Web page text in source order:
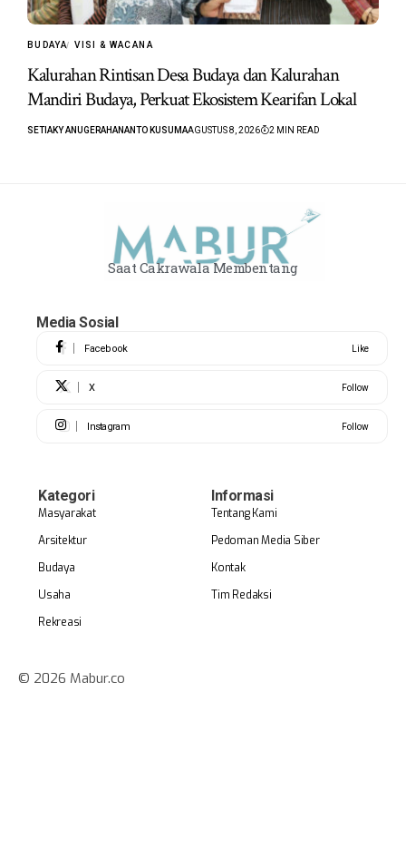
BUDAYA VISI & WACANA
Kalurahan Rintisan Desa Budaya dan Kalurahan
Mandiri Budaya, Perkuat Ekosistem Kearifan Lokal
SETIAKY ANUGERAHANANTO KUSUMAAGUSTUS 8, 2026 2 MIN READ
Saat Cakrawala Membentang
Media Sosial
Facebook Like
X Follow
Instagram Follow
Kategori
Masyarakat
Arsitektur
Budaya
Usaha
Rekreasi
Informasi
Tentang Kami
Pedoman Media Siber
Kontak
Tim Redaksi
© 2026 Mabur.co